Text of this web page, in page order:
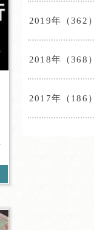
2019年（362）
2018年（368）
2017年（186）